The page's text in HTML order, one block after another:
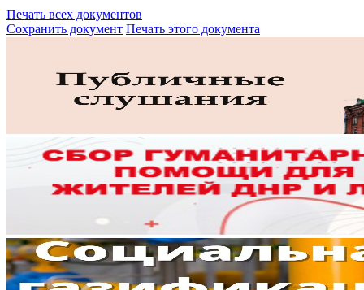
Печать всех документов
Сохранить документ Печать этого документа